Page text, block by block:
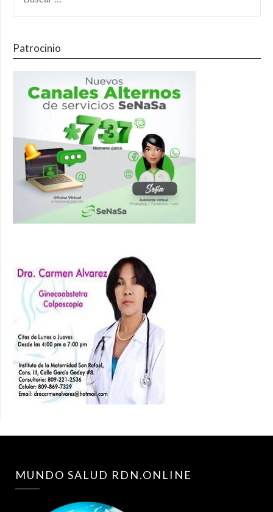
Patrocinio
MUNDO SALUD RDN.ONLINE